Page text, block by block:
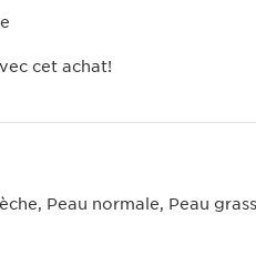
cet achat!
Peau normale, Peau